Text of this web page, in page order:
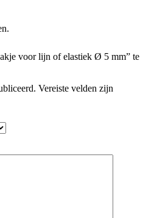
voor lijn of elastiek Ø 5 mm” te
Vereiste velden zijn